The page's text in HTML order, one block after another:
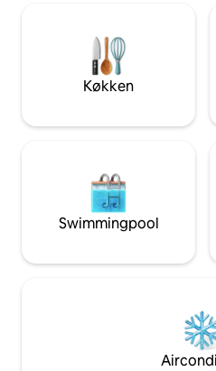
omfatter også Eco, Cave of
gæstehuset, der hver især har
private indgang og
Køkken
Swimmingpool